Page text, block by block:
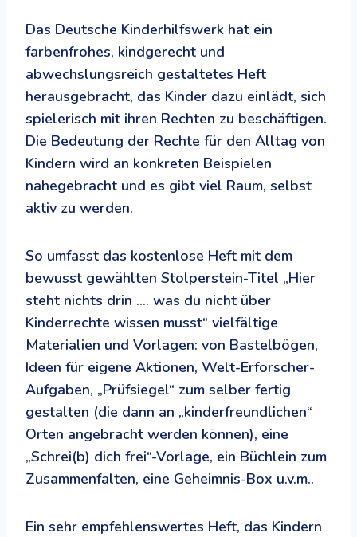
Das Deutsche Kinderhilfswerk hat ein
farbenfrohes, kindgerecht und
abwechslungsreich gestaltetes Heft
herausgebracht, das Kinder dazu einlädt, sich
spielerisch mit ihren Rechten zu beschäftigen.
Die Bedeutung der Rechte für den Alltag von
Kindern wird an konkreten Beispielen
nahegebracht und es gibt viel Raum, selbst
aktiv zu werden.
So umfasst das kostenlose Heft mit dem
bewusst gewählten Stolperstein-Titel „Hier
steht nichts drin …. was du nicht über
Kinderrechte wissen musst“ vielfältige
Materialien und Vorlagen: von Bastelbögen,
Ideen für eigene Aktionen, Welt-Erforscher-
Aufgaben, „Prüfsiegel“ zum selber fertig
gestalten (die dann an „kinderfreundlichen“
Orten angebracht werden können), eine
„Schrei(b) dich frei“-Vorlage, ein Büchlein zum
Zusammenfalten, eine Geheimnis-Box u.v.m..
Ein sehr empfehlenswertes Heft, das Kindern